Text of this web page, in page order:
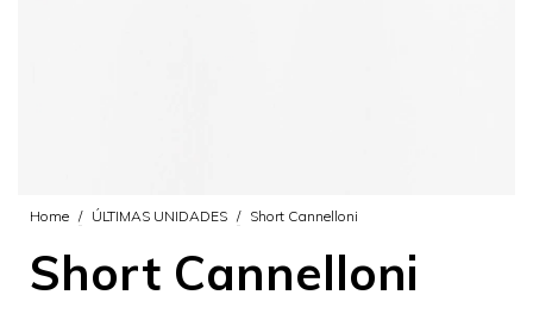
Home / ÚLTIMAS UNIDADES / Short Cannelloni
Short Cannelloni